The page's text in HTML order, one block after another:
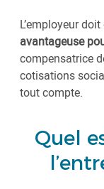
L’employeur
avantageuse
compensatrice
cotisations
tout compte.
Quel